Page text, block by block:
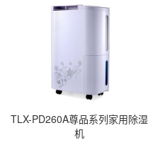
TLX-PD260A尊品系列家用除湿
机